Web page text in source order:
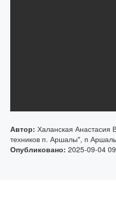
Автор: Халанская Анастасия
техников п. Аршалы", п
Опубликовано: 2025-09-04